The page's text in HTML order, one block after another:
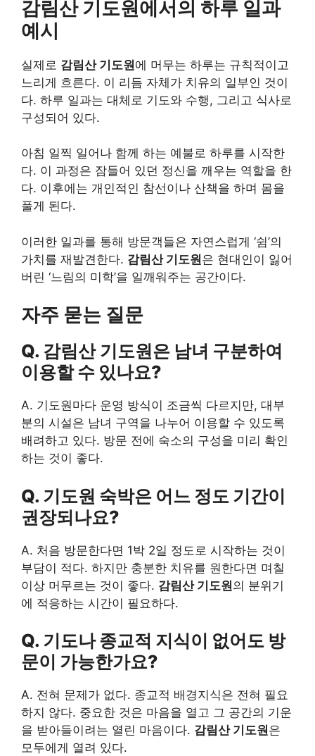
감림산 기도원에서의 하루 일과
예시
실제로 감림산 기도원에 머무는 하루는 규칙적이고
느리게 흐른다. 이 리듬 자체가 치유의 일부인 것이
다. 하루 일과는 대체로 기도와 수행, 그리고 식사로
구성되어 있다.
아침 일찍 일어나 함께 하는 예불로 하루를 시작한
다. 이 과정은 잠들어 있던 정신을 깨우는 역할을 한
다. 이후에는 개인적인 참선이나 산책을 하며 몸을
풀게 된다.
이러한 일과를 통해 방문객들은 자연스럽게 ‘쉼’의
가치를 재발견한다. 감림산 기도원은 현대인이 잃어
버린 ‘느림의 미학’을 일깨워주는 공간이다.
자주 묻는 질문
Q. 감림산 기도원은 남녀 구분하여
이용할 수 있나요?
A. 기도원마다 운영 방식이 조금씩 다르지만, 대부
분의 시설은 남녀 구역을 나누어 이용할 수 있도록
배려하고 있다. 방문 전에 숙소의 구성을 미리 확인
하는 것이 좋다.
Q. 기도원 숙박은 어느 정도 기간이
권장되나요?
A. 처음 방문한다면 1박 2일 정도로 시작하는 것이
부담이 적다. 하지만 충분한 치유를 원한다면 며칠
이상 머무르는 것이 좋다. 감림산 기도원의 분위기
에 적응하는 시간이 필요하다.
Q. 기도나 종교적 지식이 없어도 방
문이 가능한가요?
A. 전혀 문제가 없다. 종교적 배경지식은 전혀 필요
하지 않다. 중요한 것은 마음을 열고 그 공간의 기운
을 받아들이려는 열린 마음이다. 감림산 기도원은
모두에게 열려 있다.